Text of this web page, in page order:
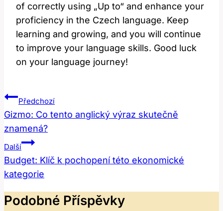
of correctly using „Up to“ and enhance your
proficiency in the Czech language. Keep
learning and growing, and you will continue
to improve your language skills. Good luck
on your language journey!
Navigace
Pro
Příspěvek
Předchozí
Gizmo: Co tento anglický výraz skutečně
znamená?
Další
Budget: Klíč k pochopení této ekonomické
kategorie
Podobné Příspěvky